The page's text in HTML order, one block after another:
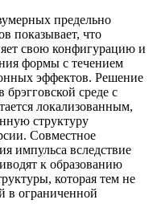
предельно
показывает, что
свою конфигурацию и
формы с течением
эффектов. Решение
среде с
локализованным,
структуру
Совместное
импульса вследствие
к образованию
которая тем не
в ограниченной